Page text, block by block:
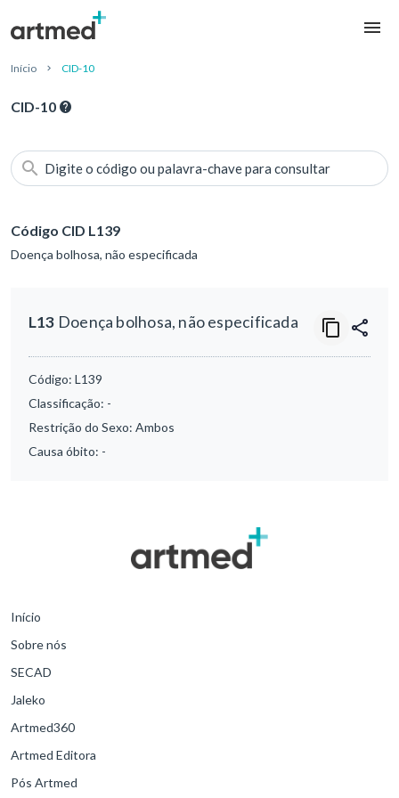
Início CID-10
CID-10
Digite o código ou palavra-chave para consultar
Código CID L139
Doença bolhosa, não especificada
L13 Doença bolhosa, não especificada
Código: L139
Classificação: -
Restrição do Sexo: Ambos
Causa óbito: -
Início
Sobre nós
SECAD
Jaleko
Artmed360
Artmed Editora
Pós Artmed